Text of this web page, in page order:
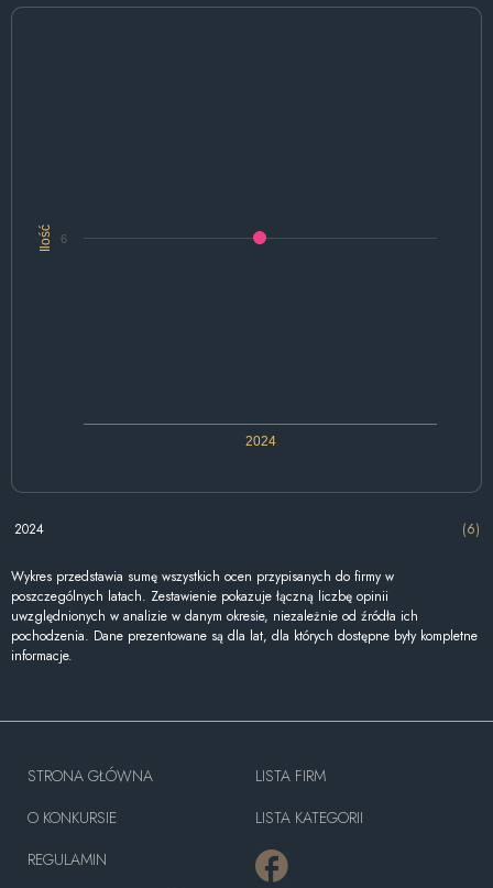
Ilość
2024
6
2024 (6)
Wykres przedstawia sumę wszystkich ocen przypisanych do firmy w
poszczególnych latach. Zestawienie pokazuje łączną liczbę opinii
uwzględnionych w analizie w danym okresie, niezależnie od źródła ich
pochodzenia. Dane prezentowane są dla lat, dla których dostępne były kompletne
informacje.
STRONA GŁÓWNA
O KONKURSIE
REGULAMIN
LISTA FIRM
LISTA KATEGORII